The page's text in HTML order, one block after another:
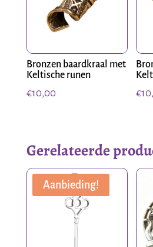
Bronzen baardkraal met
Keltische runen
€10,00 €
Gerelateerde
Aanbieding!